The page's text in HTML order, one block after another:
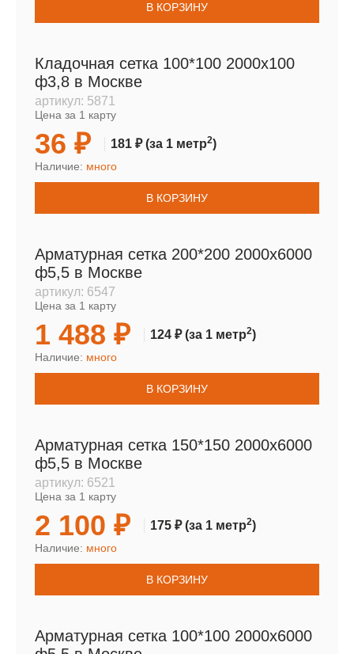
В КОРЗИНУ
Кладочная сетка 100*100 2000х100
ф3,8 в Москве
артикул: 5871
Цена за 1 карту
36 ₽ 181 ₽(за 1 метр2)
Наличие: много
В КОРЗИНУ
Арматурная сетка 200*200 2000х6000
ф5,5 в Москве
артикул: 6547
Цена за 1 карту
1 488 ₽ 124 ₽(за 1 метр2)
Наличие: много
В КОРЗИНУ
Арматурная сетка 150*150 2000х6000
ф5,5 в Москве
артикул: 6521
Цена за 1 карту
2 100 ₽ 175 ₽(за 1 метр2)
Наличие: много
В КОРЗИНУ
Арматурная сетка 100*100 2000х6000